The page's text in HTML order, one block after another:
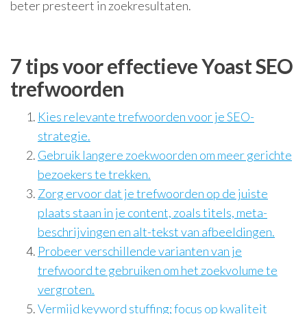
beter presteert in zoekresultaten.
7 tips voor effectieve Yoast SEO
trefwoorden
Kies relevante trefwoorden voor je SEO-
strategie.
Gebruik langere zoekwoorden om meer gerichte
bezoekers te trekken.
Zorg ervoor dat je trefwoorden op de juiste
plaats staan in je content, zoals titels, meta-
beschrijvingen en alt-tekst van afbeeldingen.
Probeer verschillende varianten van je
trefwoord te gebruiken om het zoekvolume te
vergroten.
Vermijd keyword stuffing; focus op kwaliteit